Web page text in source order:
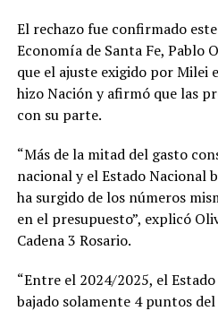
El rechazo fue confirmado
Economía de Santa Fe, Pablo
que el ajuste exigido por Milei
hizo Nación y afirmó que las
con su parte.
“Más de la mitad del gasto
nacional y el Estado Nacional
ha surgido de los números
en el presupuesto”, explicó
Cadena 3 Rosario.
“Entre el 2024/2025, el
bajado solamente 4 puntos